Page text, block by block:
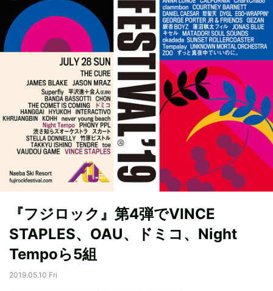
『フジロック』第4弾でVINCE
STAPLES、OAU、ドミコ、Night
Tempoら5組
2019.05.10 Fri